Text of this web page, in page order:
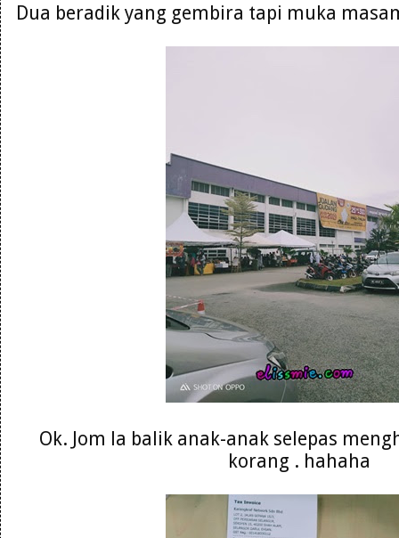
Dua beradik yang gembira tapi muka
Ok. Jom la balik anak-anak selepas
korang . hahaha